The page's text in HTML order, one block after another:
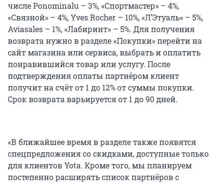
числе Ponominalu – 3%, «Спортмастер» – 4%,
«Связной» – 4%, Yves Rocher – 10%, «Л’Этуаль» – 5%,
Aviasales – 1%, «Лабиринт» – 5%. Для получения
возврата нужно в разделе «Покупки» перейти на
сайт магазина или сервиса, выбрать и оплатить
понравившийся товар или услугу. После
подтверждения оплаты партнёром клиент
получит на счёт от 1 до 12% от суммы покупки.
Срок возврата варьируется от 1 до 90 дней.
«В ближайшее время в разделе также появятся
спецпредложения со скидками, доступные только
для клиентов Yota. Кроме того, мы планируем
постепенно расширять список партнёров с